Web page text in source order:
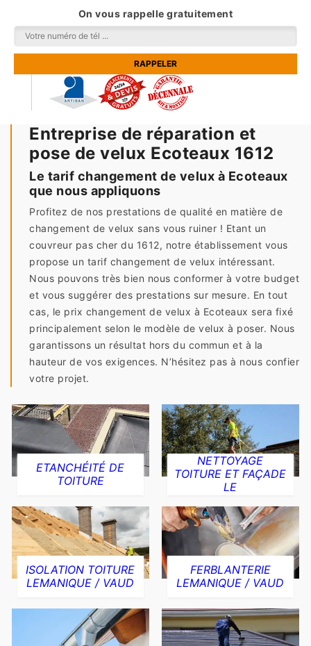
On vous rappelle gratuitement
Entreprise de réparation et
pose de velux Ecoteaux 1612
Le tarif changement de velux à Ecoteaux
que nous appliquons
Profitez de nos prestations de qualité en matière de
changement de velux sans vous ruiner ! Etant un
couvreur pas cher du 1612, notre établissement vous
propose un tarif changement de velux intéressant.
Nous pouvons très bien nous conformer à votre budget
et vous suggérer des prestations sur mesure. En tout
cas, le prix changement de velux à Ecoteaux sera fixé
principalement selon le modèle de velux à poser. Nous
garantissons un résultat hors du commun et à la
hauteur de vos exigences. N’hésitez pas à nous confier
votre projet.
ETANCHÉITÉ DE
TOITURE
NETTOYAGE
TOITURE ET FAÇADE
LE
ISOLATION TOITURE
LEMANIQUE / VAUD
FERBLANTERIE
LEMANIQUE / VAUD